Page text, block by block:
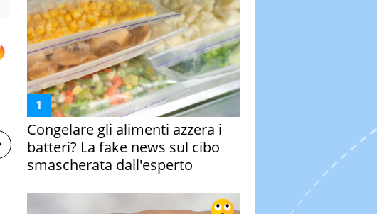
Congelare gli alimenti azzera i
batteri? La fake news sul cibo
smascherata dall'esperto